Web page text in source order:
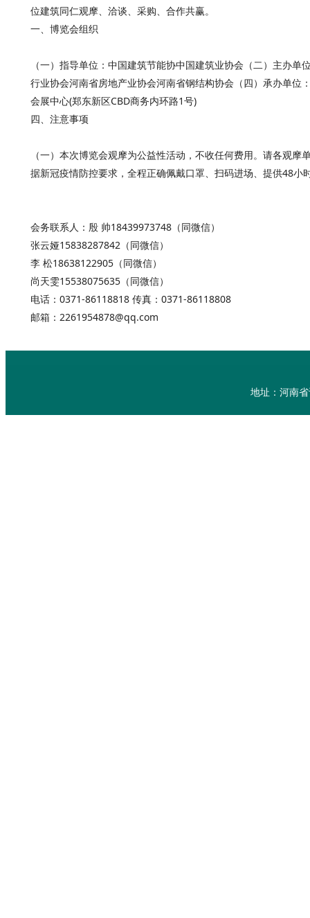
位建筑同仁观摩、洽谈、采购、合作共赢。
一、博览会组织
（一）指导单位：中国建筑节能协中国建筑业协会（二）主办
行业协会河南省房地产业协会河南省钢结构协会（四）承办单
会展中心(郑东新区CBD商务内环路1号)
四、注意事项
（一）本次博览会观摩为公益性活动，不收任何费用。请各观
据新冠疫情防控要求，全程正确佩戴口罩、扫码进场、提供48小
会务联系人：殷 帅18439973748（同微信）
张云娅15838287842（同微信）
李 松18638122905（同微信）
尚天雯15538075635（同微信）
电话：0371-86118818 传真：0371-86118808
邮箱：2261954878@qq.com
地址：河南省